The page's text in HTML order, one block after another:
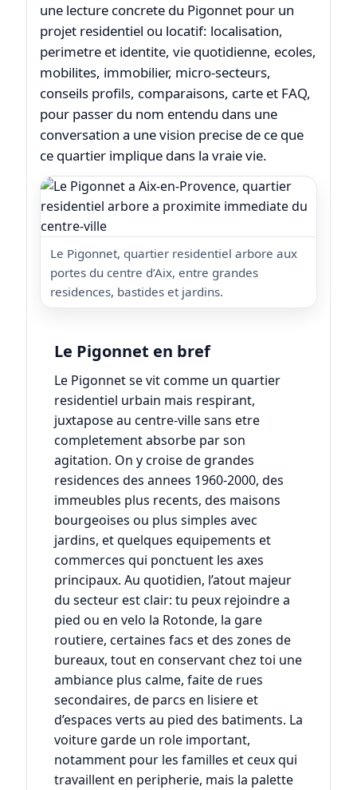
une lecture concrete du Pigonnet pour un
projet residentiel ou locatif: localisation,
perimetre et identite, vie quotidienne, ecoles,
mobilites, immobilier, micro-secteurs,
conseils profils, comparaisons, carte et FAQ,
pour passer du nom entendu dans une
conversation a une vision precise de ce que
ce quartier implique dans la vraie vie.
Le Pigonnet, quartier residentiel arbore aux
portes du centre d’Aix, entre grandes
residences, bastides et jardins.
Le Pigonnet en bref
Le Pigonnet se vit comme un quartier
residentiel urbain mais respirant,
juxtapose au centre-ville sans etre
completement absorbe par son
agitation. On y croise de grandes
residences des annees 1960-2000, des
immeubles plus recents, des maisons
bourgeoises ou plus simples avec
jardins, et quelques equipements et
commerces qui ponctuent les axes
principaux. Au quotidien, l’atout majeur
du secteur est clair: tu peux rejoindre a
pied ou en velo la Rotonde, la gare
routiere, certaines facs et des zones de
bureaux, tout en conservant chez toi une
ambiance plus calme, faite de rues
secondaires, de parcs en lisiere et
d’espaces verts au pied des batiments. La
voiture garde un role important,
notamment pour les familles et ceux qui
travaillent en peripherie, mais la palette